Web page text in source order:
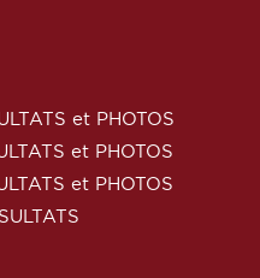
et PHOTOS
et PHOTOS
et PHOTOS